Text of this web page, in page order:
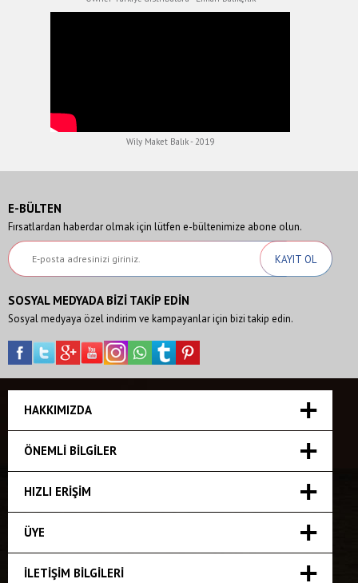
Wily Maket Balık - 2019
E-BÜLTEN
Fırsatlardan haberdar olmak için lütfen e-bültenimize abone olun.
SOSYAL MEDYADA BİZİ TAKİP EDİN
Sosyal medyaya özel indirim ve kampayanlar için bizi takip edin.
HAKKIMIZDA
ÖNEMLI BILGILER
HIZLI ERIŞIM
ÜYE
İLETIŞIM BILGILERI